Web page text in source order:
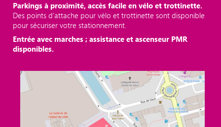
Parkings à proximité, accès facile en vélo et trottinette.
Des points d'attache pour vélo et trottinette sont disponible
pour sécuriser votre stationnement.
Entrée avec marches ; assistance et ascenseur PMR
disponibles.